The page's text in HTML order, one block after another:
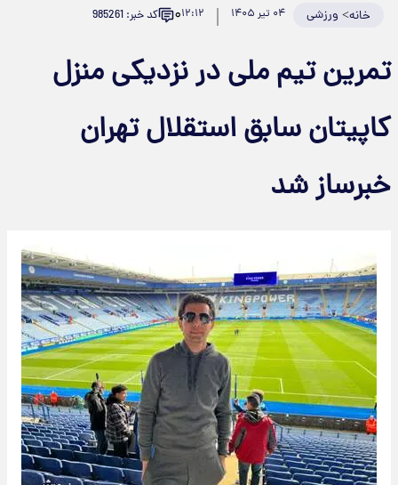
خانه>ورزشی ۰۴ تیر ۱۴۰۵ ۱۲:۱۲۰ کد خبر: 985261
تیم ملی در نزدیکی منزل
سابق استقلال تهران
شد